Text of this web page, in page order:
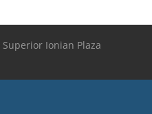
Superior Ionian Plaza